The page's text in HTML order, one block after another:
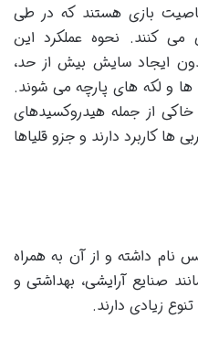
بازی هستند که در طی
می کنند. نحوه عملکرد این
ایجاد سایش بیش از حد،
ها و لکه های پارچه می شوند.
از جمله هیدروکسیدهای
کاربرد دارند و جزو قلیاها
نام داشته و از آن به همراه
صنایع آرایشی، بهداشتی و
زیادی دارند.